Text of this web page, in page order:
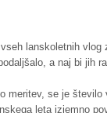
lanskoletnih
a naj bi jih
meritev, se je
leta izjemno